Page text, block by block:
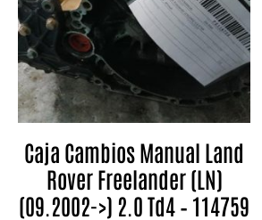
Caja Cambios Manual Land
Rover Freelander (LN)
(09.2002->) 2.0 Td4 – 114759